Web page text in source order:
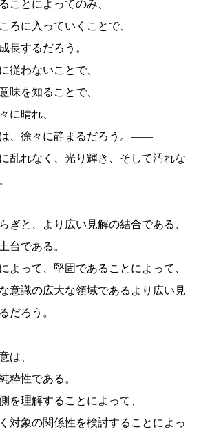
ことによってのみ、
ろに入っていくことで、
長するだろう。
従わないことで、
味を知ることで、
に晴れ、
、徐々に静まるだろう。――
乱れなく、光り輝き、そして汚れな
ぎと、より広い見解の結合である、
台である。
よって、堅固であることによって、
意識の広大な領域であるより広い見
だろう。
は、
粋性である。
を理解することによって、
対象の関係性を検討することによっ